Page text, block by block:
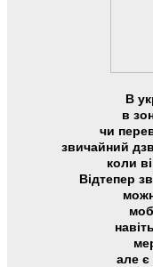
В
в
чи
звичайний
коли
Відтепер
але є